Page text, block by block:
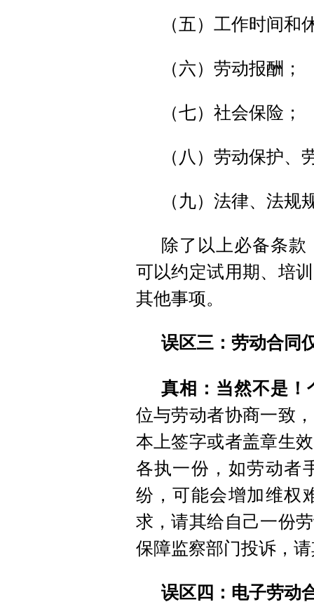
（五）工作时间和
（六）劳动报酬；
（七）社会保险；
（八）劳动保护、
（九）法律、法规
除了以上必备条
可以约定试用期、培
其他事项。
误区三：劳动合同
真相：当然不是！
位与劳动者协商一致
本上签字或者盖章生
各执一份，如劳动者
纷，可能会增加维权
求，请其给自己一份
保障监察部门投诉，
误区四：电子劳动